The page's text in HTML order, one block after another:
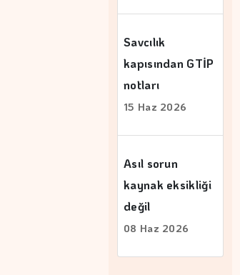
Savcılık
kapısından GTİP
notları
15 Haz 2026
Asıl sorun
kaynak eksikliği
değil
08 Haz 2026